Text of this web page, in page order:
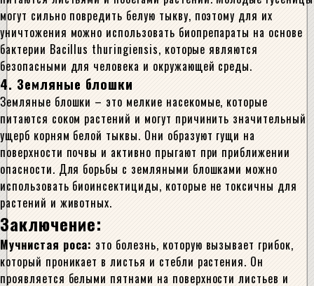
могут сильно повредить белую тыкву, поэтому для их
уничтожения можно использовать биопрепараты на основе
бактерии Bacillus thuringiensis, которые являются
безопасными для человека и окружающей среды.
4. Земляные блошки
Земляные блошки – это мелкие насекомые, которые
питаются соком растений и могут причинить значительный
ущерб корням белой тыквы. Они образуют гущи на
поверхности почвы и активно прыгают при приближении
опасности. Для борьбы с земляными блошками можно
использовать биоинсектициды, которые не токсичны для
растений и животных.
Заключение:
Мучнистая роса: это болезнь, которую вызывает грибок,
который проникает в листья и стебли растения. Он
проявляется белыми пятнами на поверхности листьев и